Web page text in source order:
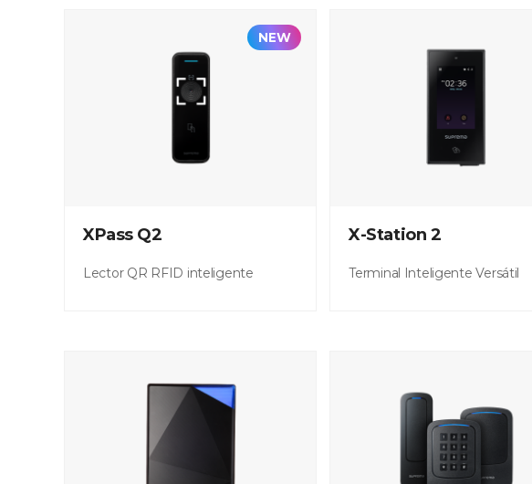
NEW
XPass Q2
Lector QR RFID inteligente
X-Station 2
Terminal Inteligente Versátil